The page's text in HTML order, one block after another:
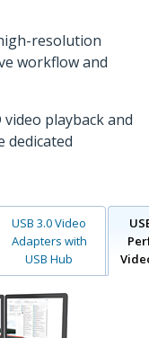
resolution
workflow and
playback and
dedicated
USB 3.0 Video
Adapters with
USB Hub